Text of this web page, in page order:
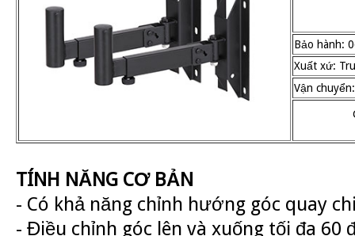
Bảo hành:
Xuất xứ:
Vận
TÍNH NĂNG CƠ BẢN
- Có khả năng chỉnh hướng góc quay
- Điều chỉnh góc lên và xuống tối đa 60